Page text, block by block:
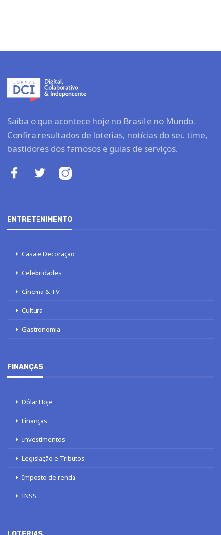
Saiba o que acontece hoje no Brasil e no Mundo.
Confira resultados de loterias, notícias do seu time,
bastidores dos famosos e guias de serviços.
ENTRETENIMENTO
Casa e Decoração
Celebridades
Cinema & TV
Cultura
Gastronomia
FINANÇAS
Dólar Hoje
Finanças
Investimentos
Legislação e Tributos
Imposto de renda
INSS